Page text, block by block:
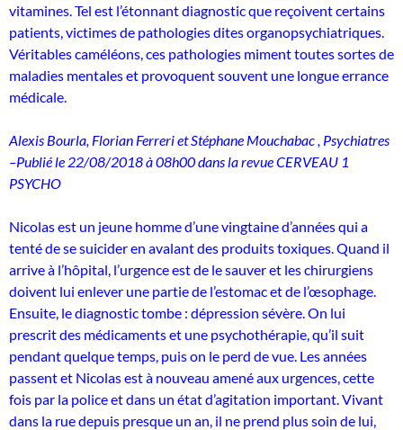
vitamines. Tel est l’étonnant diagnostic que reçoivent certains
patients, victimes de pathologies dites organopsychiatriques.
Véritables caméléons, ces pathologies miment toutes sortes de
maladies mentales et provoquent souvent une longue errance
médicale.
Alexis Bourla, Florian Ferreri et Stéphane Mouchabac , Psychiatres
–Publié le 22/08/2018 à 08h00 dans la revue CERVEAU 1
PSYCHO
Nicolas est un jeune homme d’une vingtaine d’années qui a
tenté de se suicider en avalant des produits toxiques. Quand il
arrive à l’hôpital, l’urgence est de le sauver et les chirurgiens
doivent lui enlever une partie de l’estomac et de l’œsophage.
Ensuite, le diagnostic tombe : dépression sévère. On lui
prescrit des médicaments et une psychothérapie, qu’il suit
pendant quelque temps, puis on le perd de vue. Les années
passent et Nicolas est à nouveau amené aux urgences, cette
fois par la police et dans un état d’agitation important. Vivant
dans la rue depuis presque un an, il ne prend plus soin de lui,